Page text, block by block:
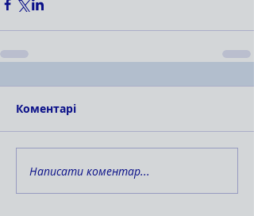
Коментарі
Написати коментар...